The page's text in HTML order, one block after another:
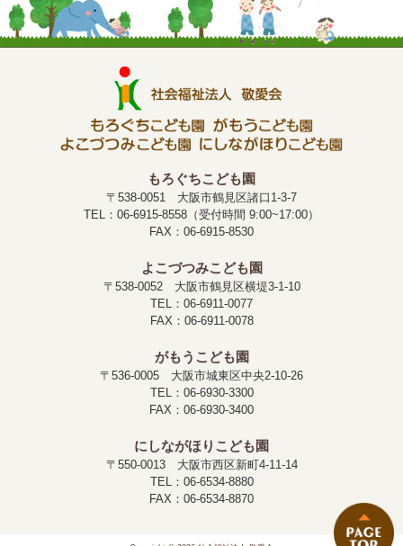
もろぐちこども園
〒538-0051 大阪市鶴見区諸口1-3-7
TEL：06-6915-8558（受付時間 9:00~17:00）
FAX：06-6915-8530
よこづつみこども園
〒538-0052 大阪市鶴見区横堤3-1-10
TEL：06-6911-0077
FAX：06-6911-0078
がもうこども園
〒536-0005 大阪市城東区中央2-10-26
TEL：06-6930-3300
FAX：06-6930-3400
にしながほりこども園
〒550-0013 大阪市西区新町4-11-14
TEL：06-6534-8880
FAX：06-6534-8870